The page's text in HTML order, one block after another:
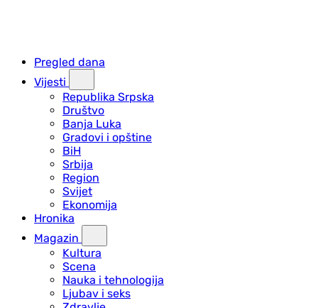
Pregled dana
Vijesti
Republika Srpska
Društvo
Banja Luka
Gradovi i opštine
BiH
Srbija
Region
Svijet
Ekonomija
Hronika
Magazin
Kultura
Scena
Nauka i tehnologija
Ljubav i seks